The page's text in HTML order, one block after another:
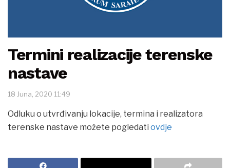
Termini realizacije terenske
nastave
18 Juna, 2020 11:49
Odluku o utvrđivanju lokacije, termina i realizatora
terenske nastave možete pogledati ovdje